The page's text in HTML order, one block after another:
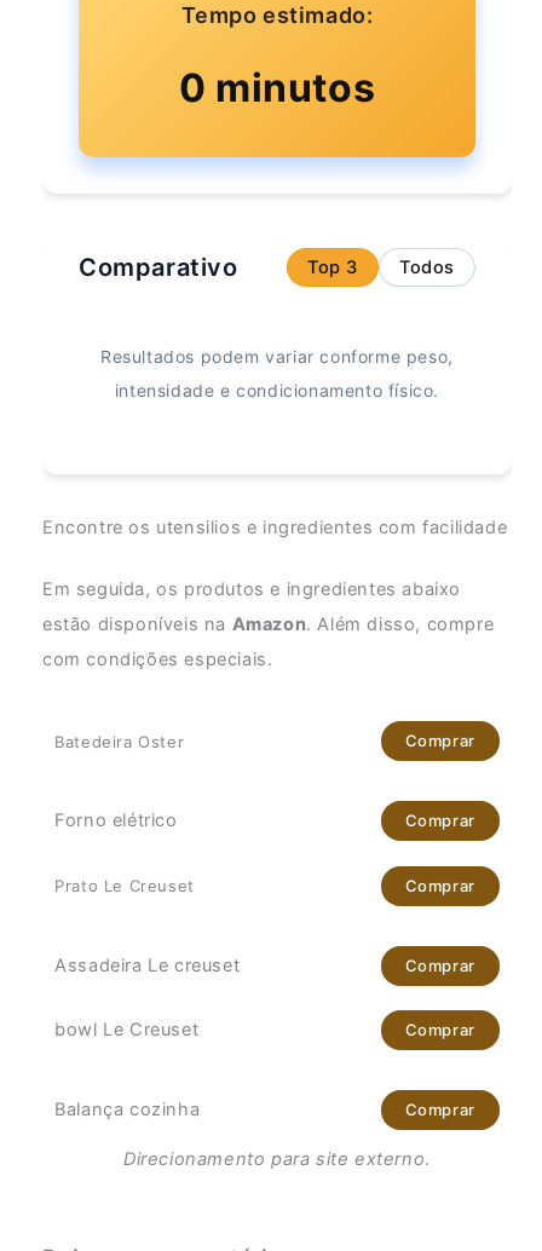
Tempo estimado:
0 minutos
Comparativo Top 3 Todos
Resultados podem variar conforme peso,
intensidade e condicionamento físico.
Encontre os utensilios e ingredientes com facilidade
Em seguida, os produtos e ingredientes abaixo
estão disponíveis na Amazon. Além disso, compre
com condições especiais.
Batedeira Oster Comprar
Forno elétrico Comprar
Prato Le Creuset Comprar
Assadeira Le creuset Comprar
bowl Le Creuset Comprar
Balança cozinha Comprar
Direcionamento para site externo.